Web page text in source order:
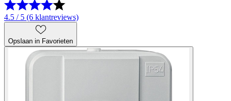
4.5 / 5 (6 klantreviews)
Opslaan in Favorieten